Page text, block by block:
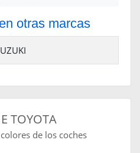
otras marcas
TOYOTA